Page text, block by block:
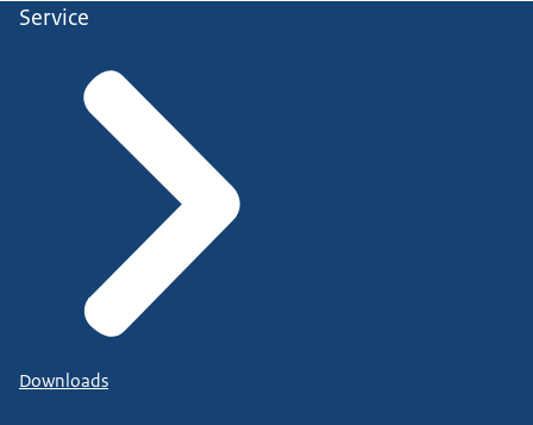
Service
Downloads